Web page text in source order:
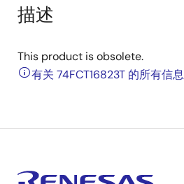
描述
This product is obsolete.
有关 74FCT16823T 的所有信息